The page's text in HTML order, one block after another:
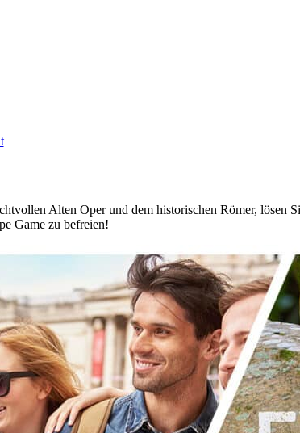
Alten Oper und dem historischen Römer, lösen
Game zu befreien!